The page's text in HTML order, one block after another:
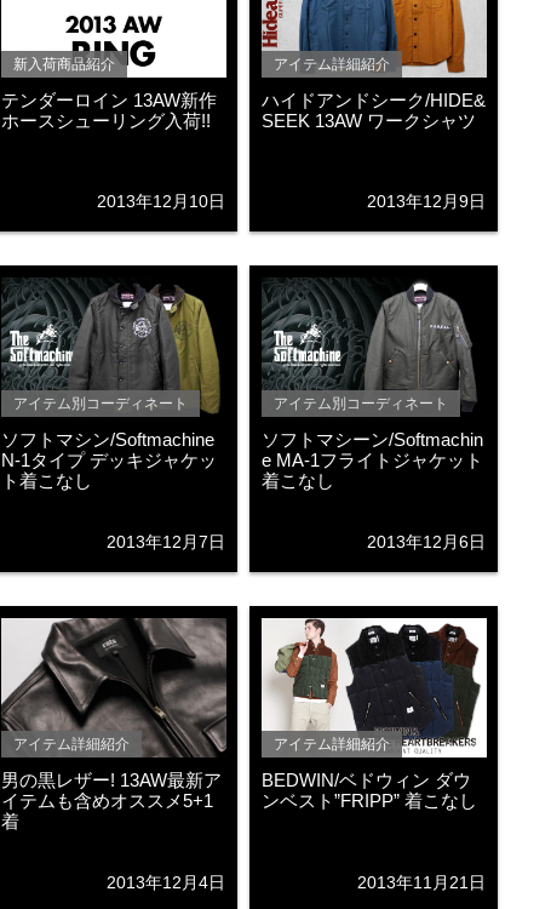
新入荷商品紹介
テンダーロイン 13AW新作
ホースシューリング入荷!!
2013年12月10日
アイテム詳細紹介
ハイドアンドシーク/HIDE&
SEEK 13AW ワークシャツ
2013年12月9日
アイテム別コーディネート
ソフトマシン/Softmachine
N-1タイプ デッキジャケッ
ト着こなし
2013年12月7日
アイテム別コーディネート
ソフトマシーン/Softmachin
e MA-1フライトジャケット
着こなし
2013年12月6日
アイテム詳細紹介
男の黒レザー! 13AW最新ア
イテムも含めオススメ5+1
着
2013年12月4日
アイテム詳細紹介
BEDWIN/ベドウィン ダウ
ンベスト”FRIPP” 着こなし
2013年11月21日